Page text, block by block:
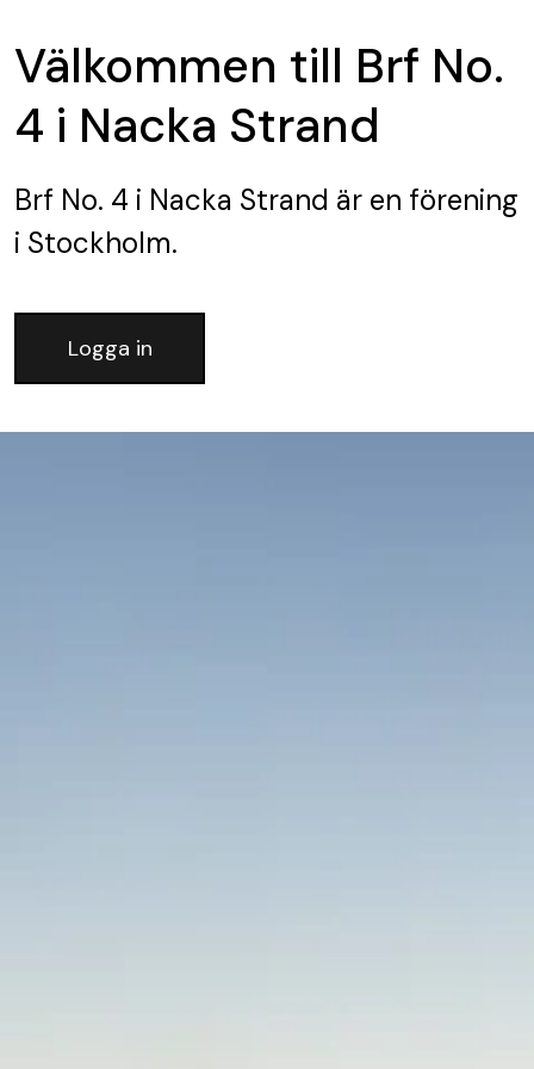
Välkommen till Brf No.
4 i Nacka Strand
Brf No. 4 i Nacka Strand är en förening
i Stockholm.
Logga in